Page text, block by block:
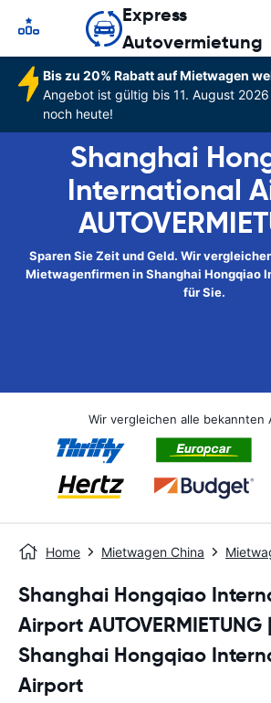
Express
Autovermietung
Bis zu 20% Rabatt auf Mietwagen
Angebot ist gültig bis 11. August
noch heute!
Shanghai
International
Sparen Sie Zeit und Geld. Wir
Mietwagenfirmen in Shanghai Hongqiao
für Sie.
Wir vergleichen alle bekannten
Home Mietwagen China
Shanghai Hongqiao
Airport
Shanghai Hongqiao
Airport